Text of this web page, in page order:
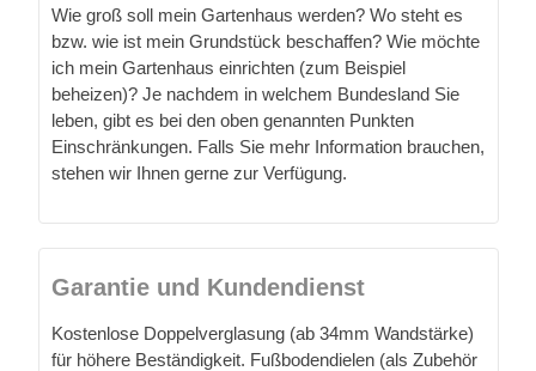
Wie groß soll mein Gartenhaus werden? Wo steht es
bzw. wie ist mein Grundstück beschaffen? Wie möchte
ich mein Gartenhaus einrichten (zum Beispiel
beheizen)? Je nachdem in welchem Bundesland Sie
leben, gibt es bei den oben genannten Punkten
Einschränkungen. Falls Sie mehr Information brauchen,
stehen wir Ihnen gerne zur Verfügung.
Garantie und Kundendienst
Kostenlose Doppelverglasung (ab 34mm Wandstärke)
für höhere Beständigkeit. Fußbodendielen (als Zubehör